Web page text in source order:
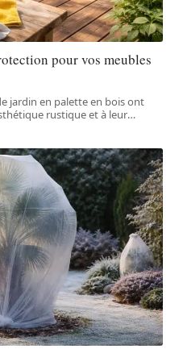
pour vos meubles
jardin en palette en bois ont
rustique et à leur…